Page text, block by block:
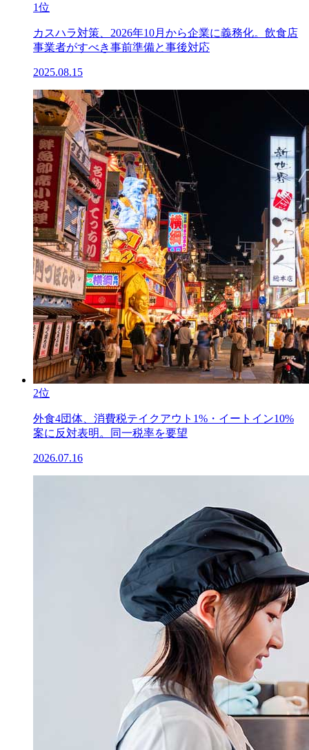
1位
カスハラ対策、2026年10月から企業に義務化。飲食店
事業者がすべき事前準備と事後対応
2025.08.15
2位
外食4団体、消費税テイクアウト1%・イートイン10%
案に反対表明。同一税率を要望
2026.07.16